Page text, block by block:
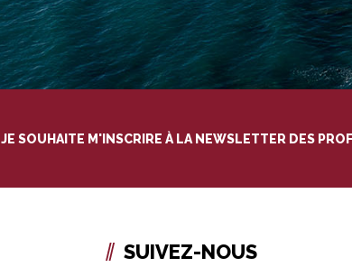
JE SOUHAITE M'INSCRIRE À LA NEWSLETTER DES
SUIVEZ-NOUS